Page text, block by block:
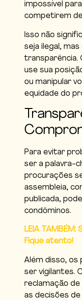
impossível
competirem
Isso não
seja ilegal, mas
transparência.
use sua
ou manipular
equidade do
Para evitar
ser a palavra-
procurações
assembleia,
publicada,
condôminos.
LEIA
Fique atento!
Além disso, os
ser vigilantes.
reclamação de
as decisões